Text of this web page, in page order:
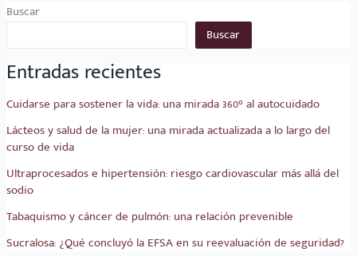
Buscar
Buscar
Entradas recientes
Cuidarse para sostener la vida: una mirada 360° al autocuidado
Lácteos y salud de la mujer: una mirada actualizada a lo largo del
curso de vida
Ultraprocesados e hipertensión: riesgo cardiovascular más allá del
sodio
Tabaquismo y cáncer de pulmón: una relación prevenible
Sucralosa: ¿Qué concluyó la EFSA en su reevaluación de seguridad?